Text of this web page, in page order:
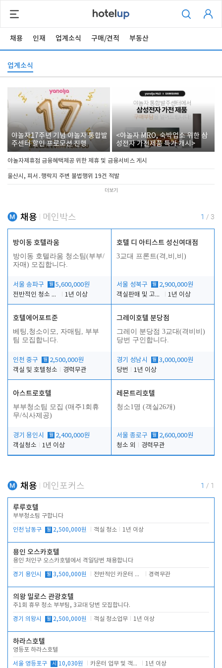
채용 인재 업계소식 구매/견적 부동산
업계소식
야놀자17주년 기념 야놀자 통합발
주센터 할인 프로모션 진행
<야놀자 MRO, 숙박업소 위한 삼
성전자 가전제품 특가 개시>
야놀자제휴점 금융혜택제공 위한 제휴 및 금융서비스 게시
울산시, 피서․행락지 주변 불법행위 19건 적발
더보기
채용 메인박스 1 / 3
방이동 호텔라움
방이동 호텔라움 청소팀(부부/
자매) 모집합니다.
서울 송파구 월 5,600,000원
전반적인 청소 업무(객실청소.객실정리)
1년 이상
호텔 디 아티스트 성신여대점
3교대 프론트(격,비,비)
서울 성북구 월 2,900,000원
객실판매 및 고객응대
1년 이상
호텔에어포트준
베팅,청소이모, 자매팀, 부부
팀 모집합니다.
인천 중구 월 2,500,000원
객실 및 호텔청소
경력무관
그레이호텔 분당점
그레이 분당점 3교대(격비비)
당번 구인합니다.
경기 성남시 월 3,000,000원
당번
1년 이상
아스트로호텔
부부청소팀 모집 (매주1회휴
무/식사제공)
경기 용인시 월 2,400,000원
객실청소
1년 이상
레몬트리호텔
청소1명 (객실26개)
서울 종로구 월 2,600,000원
청소 외
경력무관
채용 메인포커스 1 / 1
루루호텔
부부청소팀 구합니다
인천 남동구 월 2,500,000원 객실 청소 1년 이상
용인 오스카호텔
용인 처인구 오스카호텔에서 격일당번 채용합니다
경기 용인시 월 3,500,000원 전반적인 카운터 업무 경력무관
의왕 밀로스 관광호텔
주1회 휴무 청소 부부팀, 3교대 당번 모집합니다.
경기 의왕시 월 2,500,000원 객실 청소업무 1년 이상
하라스호텔
영등포 하라스호텔
서울 영등포구 시 10,030원 카운터 업무 및 객실관리(청소상태 확인, 객실판매) 1년 이상